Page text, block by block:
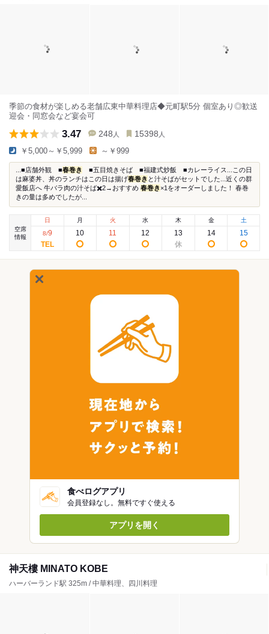
季節の食材が楽しめる老舗広東中華料理店◆元町駅5分 個室あり◎歓送
迎会・同窓会など宴会可
3.47 248 人 15398 人
￥5,000～￥5,999 ～￥999
...■店舗外観 ■春巻き
■五目焼きそば ■福建式炒飯 ■カレーライス...この日
は麻婆丼、丼のランチはこの日は揚げ春巻き と汁そばがセットでした...近くの群
愛飯店へ 牛バラ肉の汁そば✖️2→おすすめ 春巻き ×1をオーダーしました！ 春巻
きの量は多めでしたが...
空席
情報
日
8/9
月
10
火
11
水
12
木
13
金
14
土
15
食べログアプリ
会員登録なし。無料ですぐ使える
アプリを開く
神天樓 MINATO KOBE
ハーバーランド駅 325m / 中華料理、四川料理